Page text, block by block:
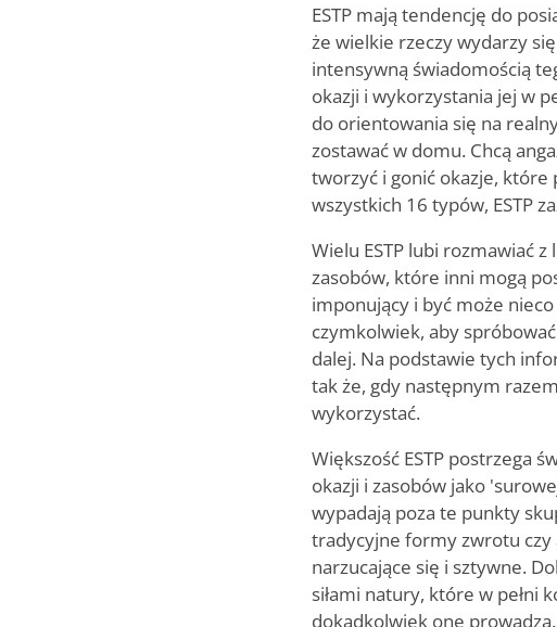
ESTP mają tendencję do
że wielkie rzeczy wydarzy
intensywną świadomością
okazji i wykorzystania jej w
do orientowania się na
zostawać w domu. Chcą
tworzyć i gonić okazje, które
wszystkich 16 typów, ESTP
Wielu ESTP lubi rozmawiać
zasobów, które inni mogą
imponujący i być może
czymkolwiek, aby
dalej. Na podstawie tych
tak że, gdy następnym
wykorzystać.
Większość ESTP postrzega
okazji i zasobów jako
wypadają poza te punkty
tradycyjne formy zwrotu czy
narzucające się i sztywne.
siłami natury, które w pełni
dokądkolwiek one prowadzą.